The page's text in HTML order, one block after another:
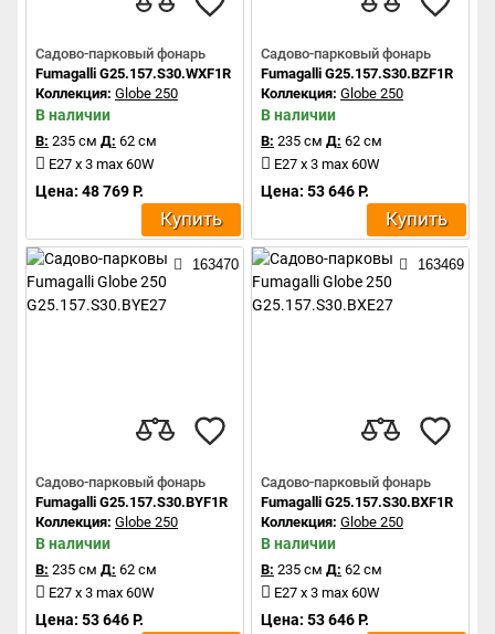
Садово-парковый фонарь
Fumagalli G25.157.S30.WXF1R
Коллекция: Globe 250
В наличии
В: 235 см Д: 62 см
E27 x 3 max 60W
Цена: 48 769 Р.
Купить
Садово-парковый фонарь
Fumagalli G25.157.S30.BZF1R
Коллекция: Globe 250
В наличии
В: 235 см Д: 62 см
E27 x 3 max 60W
Цена: 53 646 Р.
Купить
163470
Садово-парковый фонарь
Fumagalli G25.157.S30.BYF1R
Коллекция: Globe 250
В наличии
В: 235 см Д: 62 см
E27 x 3 max 60W
Цена: 53 646 Р.
163469
Садово-парковый фонарь
Fumagalli G25.157.S30.BXF1R
Коллекция: Globe 250
В наличии
В: 235 см Д: 62 см
E27 x 3 max 60W
Цена: 53 646 Р.